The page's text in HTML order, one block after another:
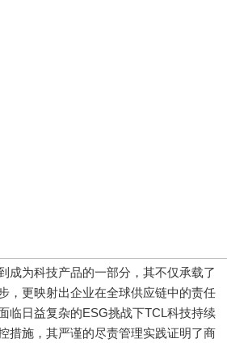
为科技产品的一部分，其不仅承载了
，更映射出企业在全球供应链中的责任
临日益复杂的ESG挑战下TCL科技持续
措施，其严谨的尽责管理实践证明了商